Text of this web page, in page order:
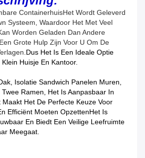
ContainerhuisHet Wordt Geleverd
Systeem, Waardoor Het Met Veel
Worden Geladen Dan Andere
Grote Hulp Zijn Voor U Om De
Dus Het Is Een Ideale Optie
Huisje En Kantoor.
Isolatie Sandwich Panelen Muren,
Ramen, Het Is Aanpasbaar In
Het De Perfecte Keuze Voor
Efficiënt Moeten OpzettenHet Is
En Biedt Een Veilige Leefruimte
Meegaat.